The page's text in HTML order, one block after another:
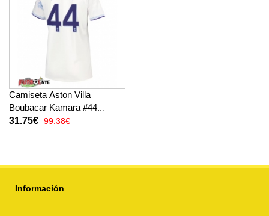
Camiseta Aston Villa
Boubacar Kamara #44
Tercera Equipación para
31.75€ 99.38€
Información